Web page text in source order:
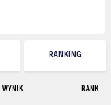
RANKING
WYNIK RANK